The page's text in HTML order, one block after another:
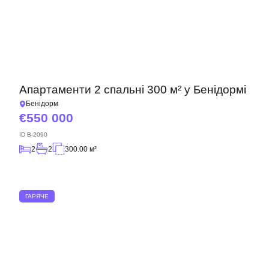
Апартаменти 2 спальні 300 м² у Бенідормі
Бенідорм
550 000
ID B-2090
2 2 300.00 м²
ГАРЯЧЕ